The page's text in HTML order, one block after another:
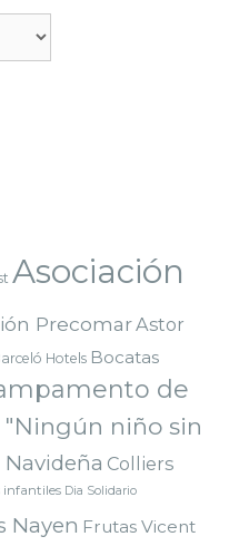
Asociación
PrecomarAstor
Hotels Bocatas
de
niño sin
Colliers
infantiles Dia Solidario
Nayen Frutas Vicent